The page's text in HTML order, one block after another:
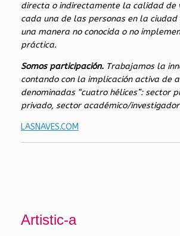
directa o indirectamente la calidad de
cada una de las personas en la ciudad
una manera no conocida o no
práctica.
Somos participación. Trabajamos la
contando con la implicación activa de
denominadas “cuatro hélices”: sector
privado, sector académico/
LASNAVES.COM
Artistic-a